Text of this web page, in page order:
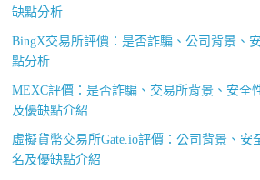
缺點分析
BingX交易所評價：是否詐騙、公司背景、
點分析
MEXC評價：是否詐騙、交易所背景、安全
及優缺點介紹
虛擬貨幣交易所Gate.io評價：公司背景、安
名及優缺點介紹